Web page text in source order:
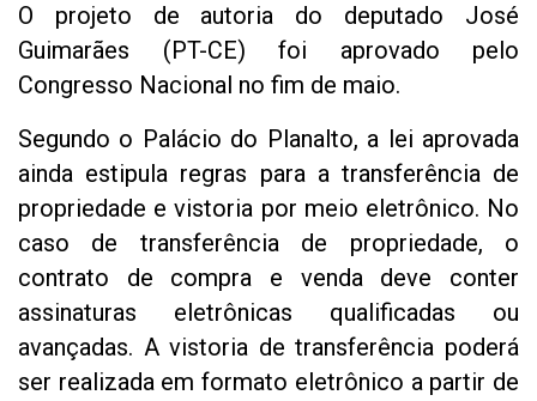
O projeto de autoria do deputado José
Guimarães (PT-CE) foi aprovado pelo
Congresso Nacional no fim de maio.
Segundo o Palácio do Planalto, a lei aprovada
ainda estipula regras para a transferência de
propriedade e vistoria por meio eletrônico. No
caso de transferência de propriedade, o
contrato de compra e venda deve conter
assinaturas eletrônicas qualificadas ou
avançadas. A vistoria de transferência poderá
ser realizada em formato eletrônico a partir de